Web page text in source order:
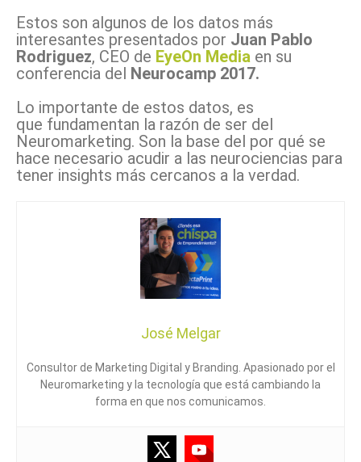
Estos son algunos de los datos más
interesantes presentados por Juan Pablo
Rodriguez, CEO de EyeOn Media en su
conferencia del Neurocamp 2017.
Lo importante de estos datos, es
que fundamentan la razón de ser del
Neuromarketing. Son la base del por qué se
hace necesario acudir a las neurociencias para
tener insights más cercanos a la verdad.
José Melgar
Consultor de Marketing Digital y Branding. Apasionado por el
Neuromarketing y la tecnología que está cambiando la
forma en que nos comunicamos.